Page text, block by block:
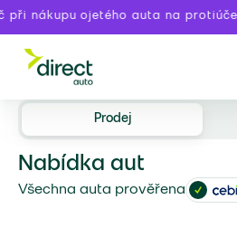
nákupu ojetého auta na protiúčet.
Prodej
Nabídka aut
Všechna auta prověřena